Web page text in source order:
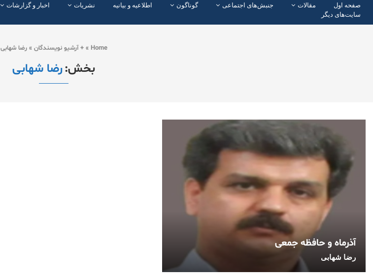
صفحە اول مقالات جنبش‌های اجتماعی گوناگون اطلاعیه و بیانیه نشریات اخبار و گزارشات
سایت‌های دیگر
Home
»+ آرشیو نویسندگان »رضا شهابی
بخش:رضا شهابی
آذرماه و حافظه جمعی
رضا شهابی